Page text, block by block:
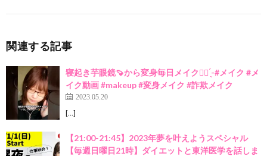
関連する記事
寝起き芋眼鏡🍠から変身毎日メイク👌🏻 ̖́-‬#メイク #メ
イク動画 #makeup #変身メイク #詐欺メイク
2023.05.20
[…]
【21:00-21:45】2023年夢を叶えようスペシャル
【毎週日曜日21時】ダイエットと東洋医学を話しま